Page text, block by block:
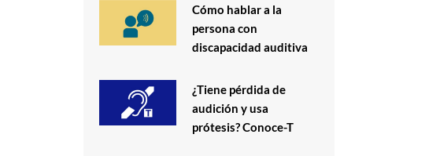
Cómo hablar a la
persona con
discapacidad auditiva
¿Tiene pérdida de
audición y usa
prótesis? Conoce-T